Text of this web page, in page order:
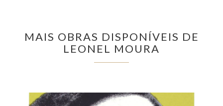
MAIS OBRAS DISPONÍVEIS DE
LEONEL MOURA